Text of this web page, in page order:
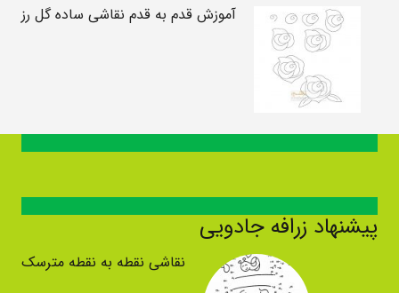
آموزش قدم به قدم نقاشی ساده گل رز
پیشنهاد زرافه جادویی
نقاشی نقطه به نقطه مترسک